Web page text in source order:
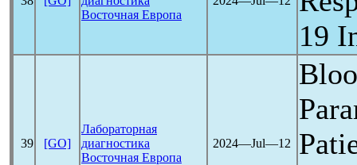
Восточная Европа
19
39 [GO]
Лабораторная
диагностика
Восточная Европа
2024―Jul―12